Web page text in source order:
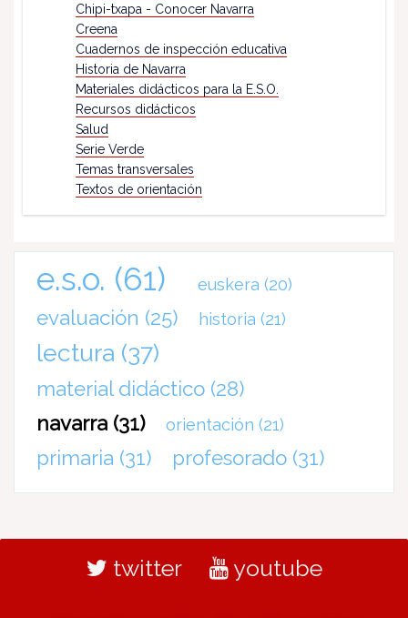
Chipi-txapa - Conocer Navarra
Creena
Cuadernos de inspección educativa
Historia de Navarra
Materiales didácticos para la E.S.O.
Recursos didácticos
Salud
Serie Verde
Temas transversales
Textos de orientación
e.s.o. (61) euskera (20)
evaluación (25) historia (21)
lectura (37)
material didáctico (28)
navarra (31) orientación (21)
primaria (31) profesorado (31)
twitter youtube